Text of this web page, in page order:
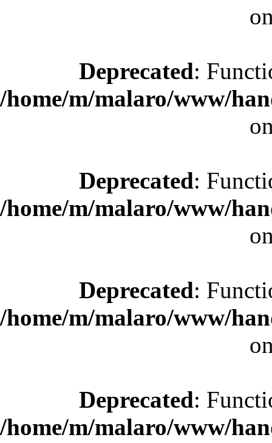
Deprecated:
/home/m/malaro/www/
Deprecated:
/home/m/malaro/www/
Deprecated:
/home/m/malaro/www/
Deprecated:
/home/m/malaro/www/